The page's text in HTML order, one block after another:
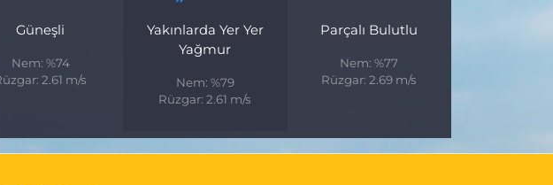
Güneşli
Nem: %74
2.61 m/s
Yakınlarda Yer Yer
Yağmur
Nem: %79
Rüzgar: 2.61 m/s
Parçalı Bulutlu
Nem: %77
Rüzgar: 2.69 m/s